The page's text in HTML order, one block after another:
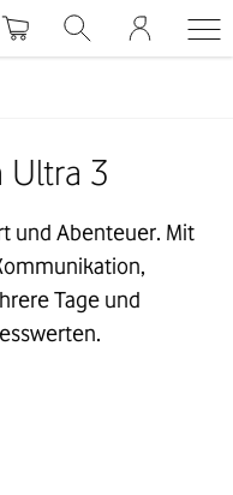
Ultra 3
und Abenteuer. Mit
Tage und